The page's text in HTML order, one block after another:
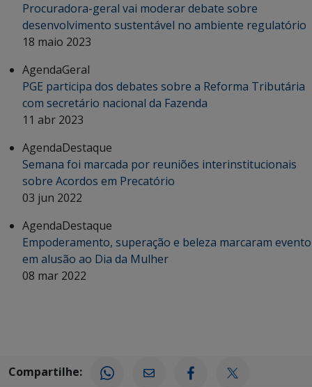
Procuradora-geral vai moderar debate sobre
desenvolvimento sustentável no ambiente regulatório
18 maio 2023
AgendaGeral
PGE participa dos debates sobre a Reforma Tributária
com secretário nacional da Fazenda
11 abr 2023
AgendaDestaque
Semana foi marcada por reuniões interinstitucionais
sobre Acordos em Precatório
03 jun 2022
AgendaDestaque
Empoderamento, superação e beleza marcaram evento
em alusão ao Dia da Mulher
08 mar 2022
Compartilhe: